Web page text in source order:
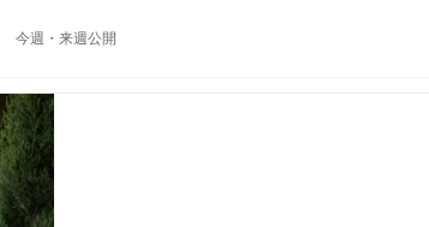
今週・来週公開